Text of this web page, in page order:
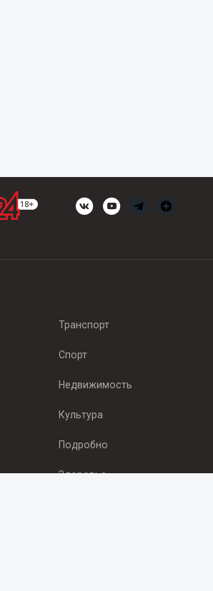
Транспорт
Спорт
Недвижимость
Культура
Подробно
Здоровье